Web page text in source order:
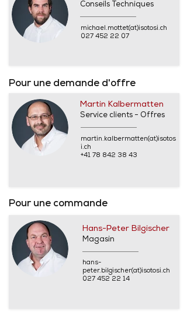
Conseils Techniques
michael.mottet(at)isotosi.ch
027 452 22 07
Pour une demande d'offre
Martin Kalbermatten
Service clients - Offres
martin.kalbermatten(at)isotos
i.ch
+41 78 842 38 43
Pour une commande
Hans-Peter Bilgischer
Magasin
hans-
peter.bilgischer(at)isotosi.ch
027 452 22 14